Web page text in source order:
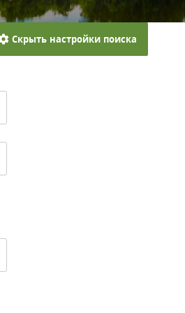
Скрыть настройки поиска